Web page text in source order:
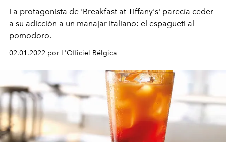
La protagonista de 'Breakfast at Tiffany's' parecía ceder
a su adicción a un manajar italiano: el espagueti al
pomodoro.
02.01.2022 por L'Officiel Bélgica